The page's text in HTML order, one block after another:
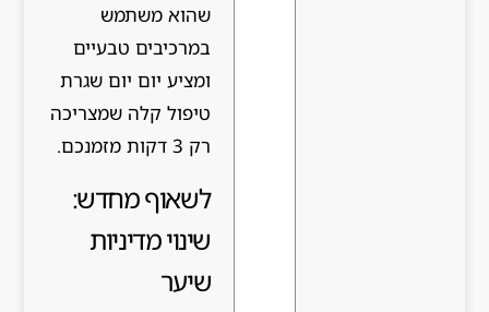
שהוא משתמש
במרכיבים טבעיים
ומציע יום יום שגרת
טיפול קלה שמצריכה
רק 3 דקות מזמנכם.
לשאוף מחדש:
שינוי מדיניות
שיער